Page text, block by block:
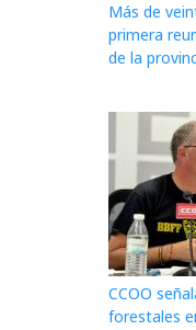
Más de
primera
de la
CCOO
forestales